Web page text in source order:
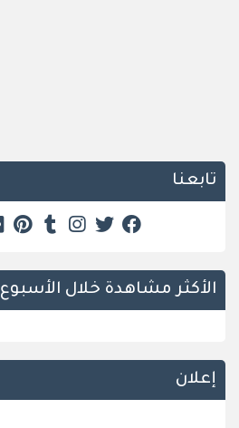
تابعنا
الأكثر مشاهدة خلال الأسبوع
إعلان